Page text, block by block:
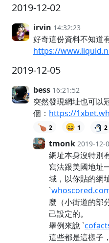
2019-12-02
irvin 14:32:23
好奇這份資料不知道
https://
2019-12-05
bess 16:21:52
突然發現網址也可以
個： https://
🍗 2 😄 1 2
tmonk 2019-12-
網址本身沒特別
寫法跟美國地址
域，以你貼的網
`
麼（小街道的部
己設定的。
舉例來說 `
這些都是這樣子